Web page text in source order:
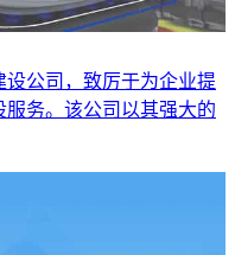
公司，致厉于为企业提
务。该公司以其强大的